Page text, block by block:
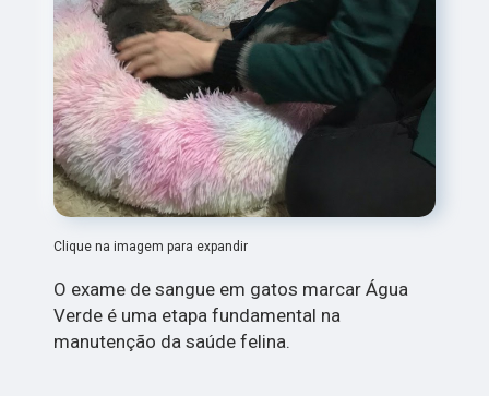
Clique na imagem para expandir
O exame de sangue em gatos marcar Água
Verde é uma etapa fundamental na
manutenção da saúde felina.